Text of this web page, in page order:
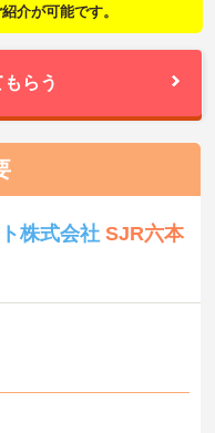
介が可能です。
らう
株式会社SJR六本